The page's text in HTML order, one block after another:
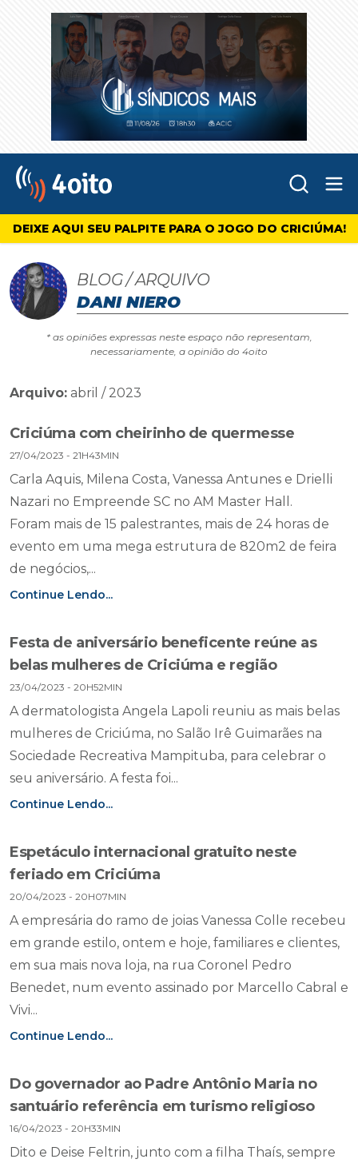
4oito
DEIXE AQUI SEU PALPITE PARA O JOGO DO CRICIÚMA!
BLOG / ARQUIVO
DANI NIERO
* as opiniões expressas neste espaço não representam,
necessariamente, a opinião do 4oito
Arquivo: abril / 2023
Criciúma com cheirinho de quermesse
27/04/2023 - 21H43MIN
Carla Aquis, Milena Costa, Vanessa Antunes e Drielli
Nazari no Empreende SC no AM Master Hall.
Foram mais de 15 palestrantes, mais de 24 horas de
evento em uma mega estrutura de 820m2 de feira
de negócios,...
Continue Lendo...
Festa de aniversário beneficente reúne as
belas mulheres de Criciúma e região
23/04/2023 - 20H52MIN
A dermatologista Angela Lapoli reuniu as mais belas
mulheres de Criciúma, no Salão Irê Guimarães na
Sociedade Recreativa Mampituba, para celebrar o
seu aniversário. A festa foi...
Continue Lendo...
Espetáculo internacional gratuito neste
feriado em Criciúma
20/04/2023 - 20H07MIN
A empresária do ramo de joias Vanessa Colle recebeu
em grande estilo, ontem e hoje, familiares e clientes,
em sua mais nova loja, na rua Coronel Pedro
Benedet, num evento assinado por Marcello Cabral e
Vivi...
Continue Lendo...
Do governador ao Padre Antônio Maria no
santuário referência em turismo religioso
16/04/2023 - 20H33MIN
Dito e Deise Feltrin, junto com a filha Thaís, sempre